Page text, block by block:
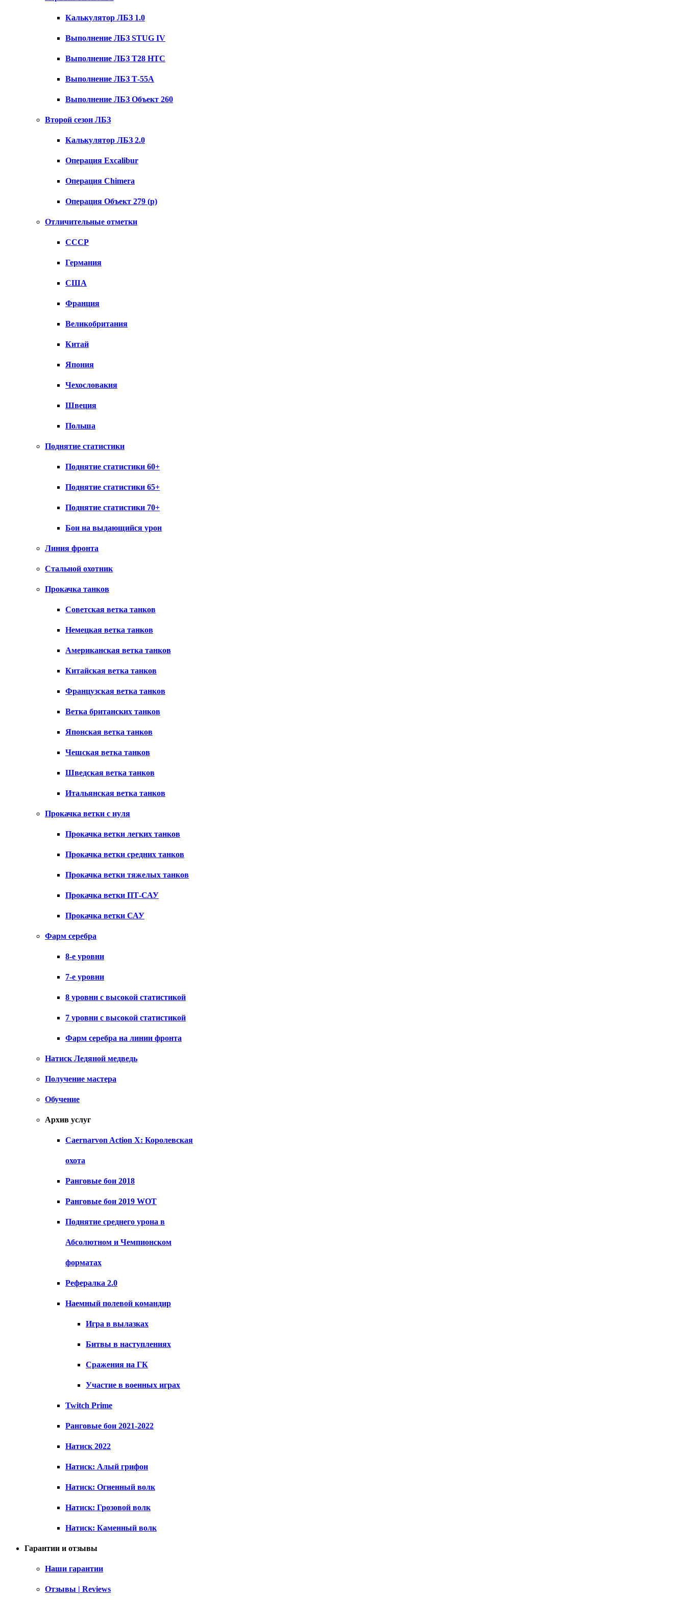
Калькулятор ЛБЗ 1.0
Выполнение ЛБЗ STUG IV
Выполнение ЛБЗ T28 HTC
Выполнение ЛБЗ Т-55А
Выполнение ЛБЗ Объект 260
Второй сезон ЛБЗ
Калькулятор ЛБЗ 2.0
Операция Excalibur
Операция Chimera
Операция Объект 279 (р)
Отличительные отметки
СССР
Германия
США
Франция
Великобритания
Китай
Япония
Чехословакия
Швеция
Польша
Поднятие статистики
Поднятие статистики 60+
Поднятие статистики 65+
Поднятие статистики 70+
Бои на выдающийся урон
Линия фронта
Стальной охотник
Прокачка танков
Советская ветка танков
Немецкая ветка танков
Американская ветка танков
Китайская ветка танков
Французская ветка танков
Ветка британских танков
Японская ветка танков
Чешская ветка танков
Шведская ветка танков
Итальянская ветка танков
Прокачка ветки с нуля
Прокачка ветки легких танков
Прокачка ветки средних танков
Прокачка ветки тяжелых танков
Прокачка ветки ПТ-САУ
Прокачка ветки САУ
Фарм серебра
8-е уровни
7-е уровни
8 уровни с высокой статистикой
7 уровни с высокой статистикой
Фарм серебра на линии фронта
Натиск Ледяной медведь
Получение мастера
Обучение
Архив услуг
Caernarvon Action X: Королевская
охота
Ранговые бои 2018
Ранговые бои 2019 WOT
Поднятие среднего урона в
Абсолютном и Чемпионском
форматах
Рефералка 2.0
Наемный полевой командир
Игра в вылазках
Битвы в наступлениях
Сражения на ГК
Участие в военных играх
Twitch Prime
Ранговые бои 2021-2022
Натиск 2022
Натиск: Алый грифон
Натиск: Огненный волк
Натиск: Грозовой волк
Натиск: Каменный волк
Гарантии и отзывы
Наши гарантии
Отзывы | Reviews